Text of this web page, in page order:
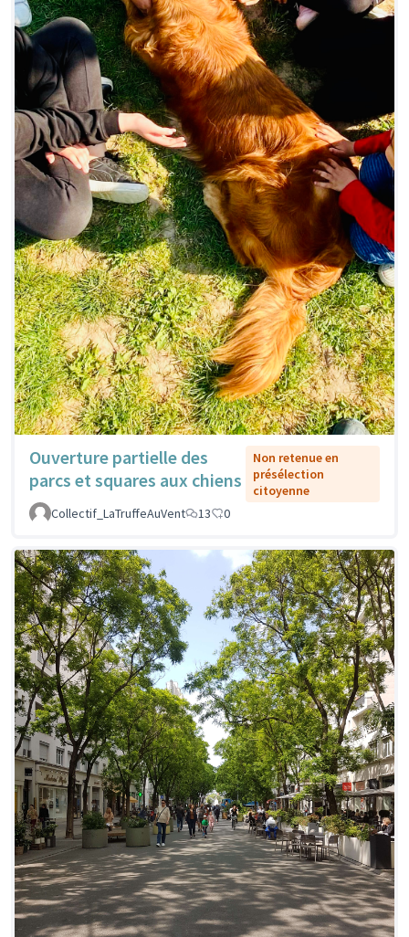
Ouverture partielle des
parcs et squares aux chiens
Non retenue en
présélection
citoyenne
Collectif_LaTruffeAuVent
13 0